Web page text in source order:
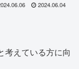
2024.06.04
考えている方に向